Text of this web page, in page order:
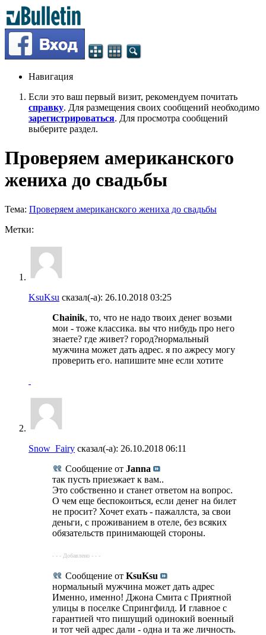
Навигация
Если это ваш первый визит, рекомендуем почитать
справку. Для размещения своих сообщений необходимо
зарегистрироваться. Для просмотра сообщений
выберите раздел.
Проверяем американского
жениха до свадьбы
Тема: Проверяем американского жениха до свадьбы
Метки:
KsuKsu сказал(-а): 26.10.2018 03:25
Chainik, то, что не надо твоих денег возьми
мои - тоже классика. вы что нибудь про него
знаете? где живет? город?нормальный
мужчина может дать адрес. я по ажресу могу
проверить его. напишите мне если хотите
Snow_Fairy сказал(-а): 26.10.2018 06:11
Сообщение от Janna
так пусть приезжает к вам..
Это собственно и станет ответом на вопрос.
О чем еще беспокоиться, если денег на билет
не просит? Хочет ехать - пажаллста, за свои
деньги, с проживанием в отеле, без всяких
обязательств принимающей стороны.
- - - Добавлено - - -
Сообщение от KsuKsu
нормальный мужчина может дать адрес
Именно, именно! Джона Смита с Приятной
улицы в поселке Спрингфилд. И главное с
гарантией что пишущий одинокий военный
и тот чей адрес дали - одна и та же личность.